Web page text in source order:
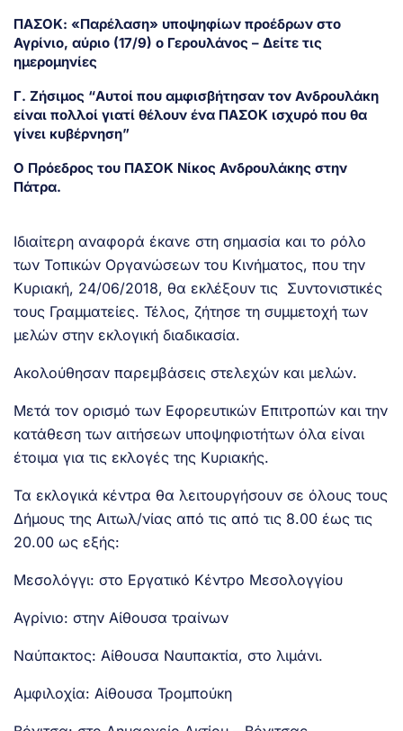
ΠΑΣΟΚ: «Παρέλαση» υποψηφίων προέδρων στο
Αγρίνιο, αύριο (17/9) ο Γερουλάνος – Δείτε τις
ημερομηνίες
Γ. Ζήσιμος “Αυτοί που αμφισβήτησαν τον Ανδρουλάκη
είναι πολλοί γιατί θέλουν ένα ΠΑΣΟΚ ισχυρό που θα
γίνει κυβέρνηση”
Ο Πρόεδρος του ΠΑΣΟΚ Νίκος Ανδρουλάκης στην
Πάτρα.
Ιδιαίτερη αναφορά έκανε στη σημασία και το ρόλο
των Τοπικών Οργανώσεων του Κινήματος, που την
Κυριακή, 24/06/2018, θα εκλέξουν τις Συντονιστικές
τους Γραμματείες. Τέλος, ζήτησε τη συμμετοχή των
μελών στην εκλογική διαδικασία.
Ακολούθησαν παρεμβάσεις στελεχών και μελών.
Μετά τον ορισμό των Εφορευτικών Επιτροπών και την
κατάθεση των αιτήσεων υποψηφιοτήτων όλα είναι
έτοιμα για τις εκλογές της Κυριακής.
Τα εκλογικά κέντρα θα λειτουργήσουν σε όλους τους
Δήμους της Αιτωλ/νίας από τις από τις 8.00 έως τις
20.00 ως εξής:
Μεσολόγγι: στο Εργατικό Κέντρο Μεσολογγίου
Αγρίνιο: στην Αίθουσα τραίνων
Ναύπακτος: Αίθουσα Ναυπακτία, στο λιμάνι.
Αμφιλοχία: Αίθουσα Τρομπούκη